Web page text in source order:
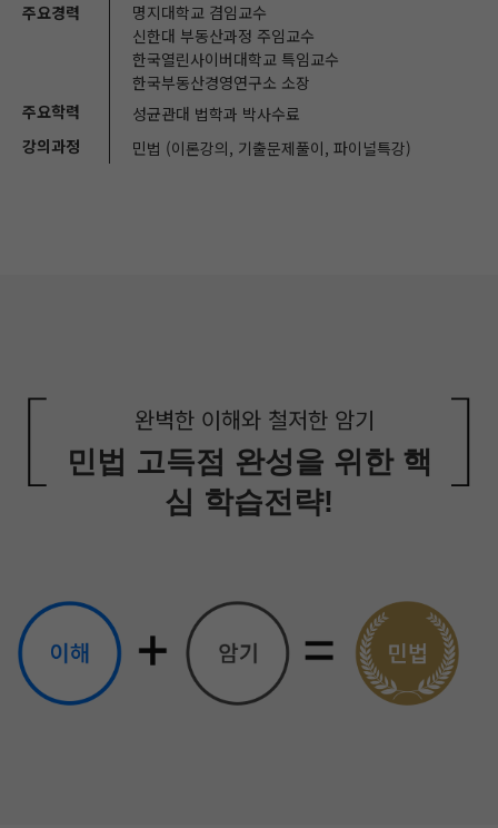
주요경력
명지대학교 겸임교수
신한대 부동산과정 주임교수
한국열린사이버대학교 특임교수
한국부동산경영연구소 소장
주요학력
성균관대 법학과 박사수료
강의과정
민법 (이론강의, 기출문제풀이, 파이널특강)
완벽한 이해와 철저한 암기
민법 고득점 완성을 위한 핵
심 학습전략!